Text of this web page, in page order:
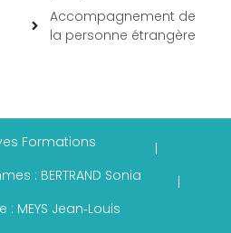
Accompagnement de
la personne étrangère
Formations
|
: BERTRAND Sonia
|
: MEYS Jean‑Louis